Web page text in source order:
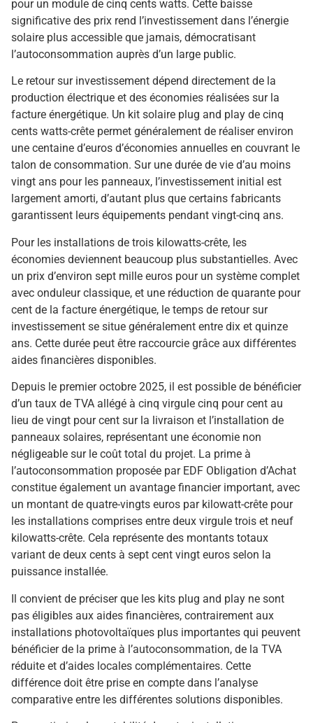
pour un module de cinq cents watts. Cette baisse
significative des prix rend l’investissement dans l’énergie
solaire plus accessible que jamais, démocratisant
l’autoconsommation auprès d’un large public.
Le retour sur investissement dépend directement de la
production électrique et des économies réalisées sur la
facture énergétique. Un kit solaire plug and play de cinq
cents watts-crête permet généralement de réaliser environ
une centaine d’euros d’économies annuelles en couvrant le
talon de consommation. Sur une durée de vie d’au moins
vingt ans pour les panneaux, l’investissement initial est
largement amorti, d’autant plus que certains fabricants
garantissent leurs équipements pendant vingt-cinq ans.
Pour les installations de trois kilowatts-crête, les
économies deviennent beaucoup plus substantielles. Avec
un prix d’environ sept mille euros pour un système complet
avec onduleur classique, et une réduction de quarante pour
cent de la facture énergétique, le temps de retour sur
investissement se situe généralement entre dix et quinze
ans. Cette durée peut être raccourcie grâce aux différentes
aides financières disponibles.
Depuis le premier octobre 2025, il est possible de bénéficier
d’un taux de TVA allégé à cinq virgule cinq pour cent au
lieu de vingt pour cent sur la livraison et l’installation de
panneaux solaires, représentant une économie non
négligeable sur le coût total du projet. La prime à
l’autoconsommation proposée par EDF Obligation d’Achat
constitue également un avantage financier important, avec
un montant de quatre-vingts euros par kilowatt-crête pour
les installations comprises entre deux virgule trois et neuf
kilowatts-crête. Cela représente des montants totaux
variant de deux cents à sept cent vingt euros selon la
puissance installée.
Il convient de préciser que les kits plug and play ne sont
pas éligibles aux aides financières, contrairement aux
installations photovoltaïques plus importantes qui peuvent
bénéficier de la prime à l’autoconsommation, de la TVA
réduite et d’aides locales complémentaires. Cette
différence doit être prise en compte dans l’analyse
comparative entre les différentes solutions disponibles.